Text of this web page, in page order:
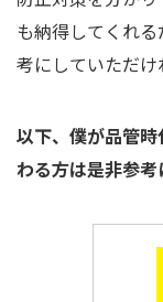
も納得してくれ
考にしていただけ
以下、僕が品管
わる方は是非参考